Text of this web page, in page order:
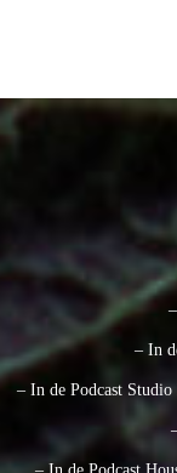
– In
– In de Podcast